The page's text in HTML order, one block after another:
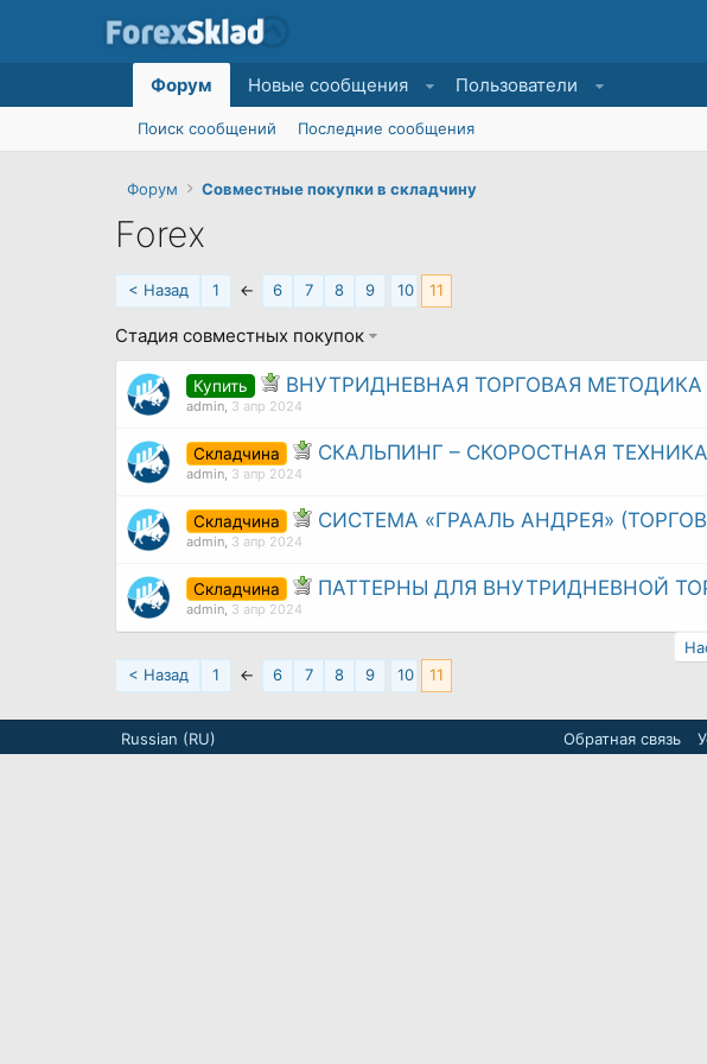
Форум Совместные покупки в складчину
Forex
< Назад 1 ← 6 7 8 9 10 11
Стадия совместных покупок
Купить ВНУТРИДНЕВНАЯ ТОРГОВАЯ МЕТОДИКА
admin 3 апр 2024
Складчина СКАЛЬПИНГ – СКОРОСТНАЯ
admin 3 апр 2024
Складчина СИСТЕМА «ГРААЛЬ АНДРЕЯ»
admin 3 апр 2024
Складчина ПАТТЕРНЫ ДЛЯ ВНУТРИДНЕВНОЙ
admin 3 апр 2024
< Назад 1 ← 6 7 8 9 10 11
Форум
Поиск сообщений Последние сообщения
Новые сообщения Пользователи
Russian (RU) Обратная связь